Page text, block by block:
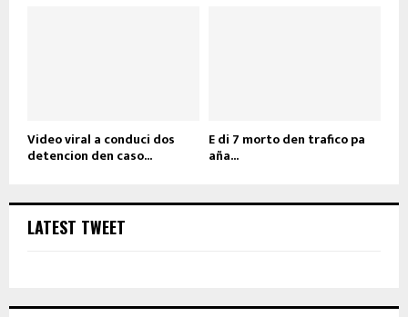
Video viral a conduci dos
detencion den caso...
E di 7 morto den trafico pa
aña...
LATEST TWEET